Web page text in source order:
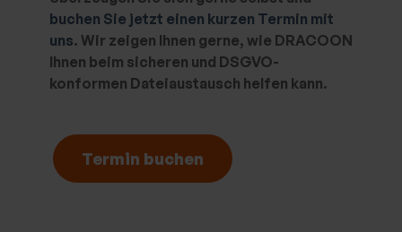
buchen Sie jetzt einen kurzen Termin mit
uns. Wir zeigen Ihnen gerne, wie DRACOON
Ihnen beim sicheren und DSGVO-
konformen Dateiaustausch helfen kann.
Termin buchen